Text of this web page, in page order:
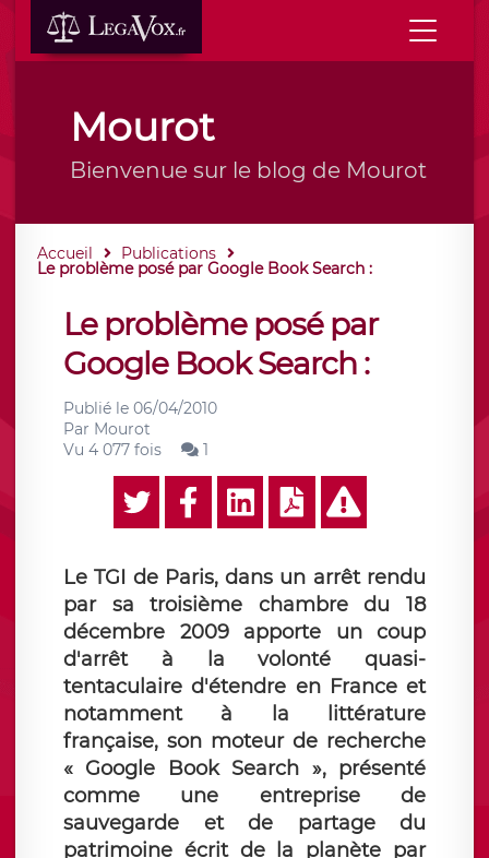
Mourot
Bienvenue sur le blog de Mourot
Accueil Publications
Le problème posé par Google Book Search :
Le problème posé par
Google Book Search :
Publié le 06/04/2010
Par Mourot
Vu 4 077 fois
1
Le TGI de Paris, dans un arrêt rendu
par sa troisième chambre du 18
décembre 2009 apporte un coup
d'arrêt à la volonté quasi-
tentaculaire d'étendre en France et
notamment à la littérature
française, son moteur de recherche
« Google Book Search », présenté
comme une entreprise de
sauvegarde et de partage du
patrimoine écrit de la planète par